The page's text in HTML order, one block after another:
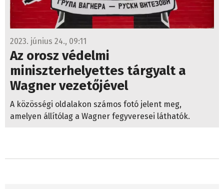
2023. június 24., 09:11
Az orosz védelmi
miniszterhelyettes tárgyalt a
Wagner vezetőjével
A közösségi oldalakon számos fotó jelent meg,
amelyen állítólag a Wagner fegyveresei láthatók.